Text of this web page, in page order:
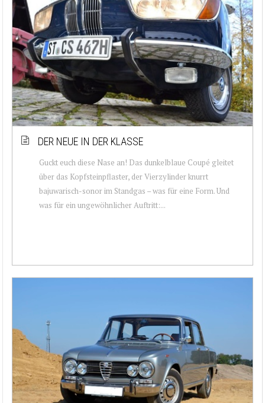
DER NEUE IN DER KLASSE
Guckt euch diese Nase an! Das dunkelblaue Coupé gleitet
über das Kopfsteinpflaster, der Vierzylinder knurrt
bajuwarisch-sonor im Standgas – was für eine Form. Und
was für ein ungewöhnlicher Auftritt:...